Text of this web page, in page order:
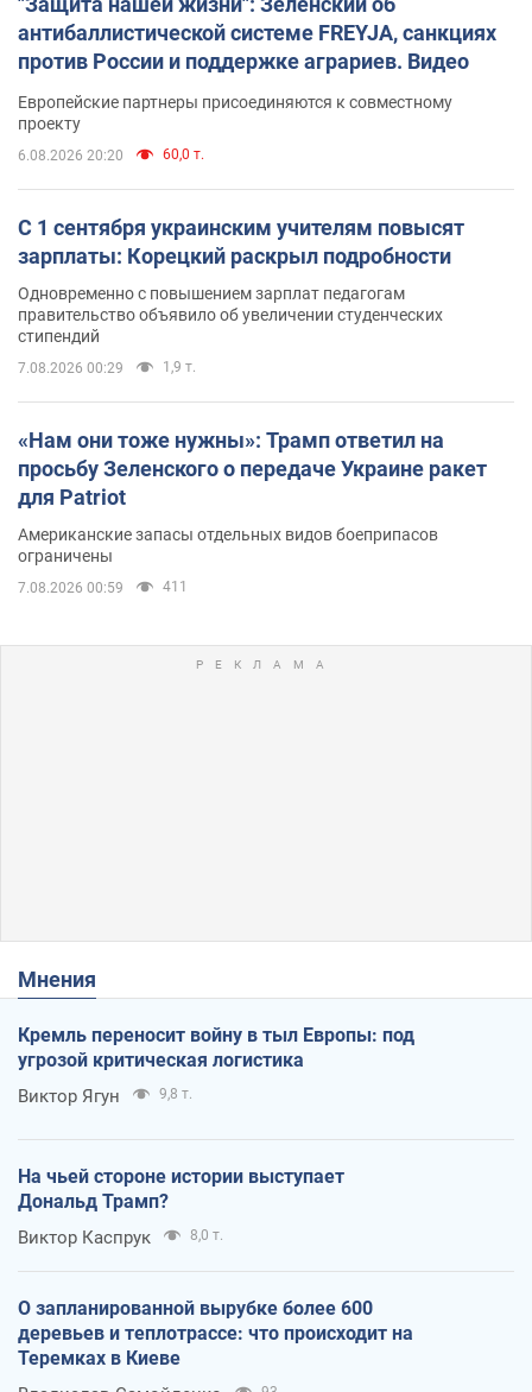
антибаллистической системе FREYJA, санкциях
против России и поддержке аграриев. Видео
Европейские партнеры присоединяются к совместному
проекту
6.08.2026 20:20 60,0 т.
С 1 сентября украинским учителям повысят
зарплаты: Корецкий раскрыл подробности
Одновременно с повышением зарплат педагогам
правительство объявило об увеличении студенческих
стипендий
7.08.2026 00:29 1,9 т.
«Нам они тоже нужны»: Трамп ответил на
просьбу Зеленского о передаче Украине ракет
для Patriot
Американские запасы отдельных видов боеприпасов
ограничены
7.08.2026 00:59 411
Мнения
Кремль переносит войну в тыл Европы: под
угрозой критическая логистика
Виктор Ягун 9,8 т.
На чьей стороне истории выступает
Дональд Трамп?
Виктор Каспрук 8,0 т.
О запланированной вырубке более 600
деревьев и теплотрассе: что происходит на
Теремках в Киеве